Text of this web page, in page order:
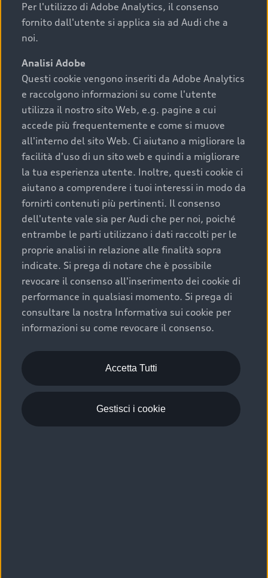
I requisiti fondamentali da considerare prima di
acquistare un’auto usata, oltre al prezzo e all'aspetto,
chilometraggio: un valore contenuto corrisponde a
uno stato migliore del veicolo e a una maggiore
durata nel tempo;
cronologia dei tagliandi: una documentazione
completa della vettura certifica una manutenzione
costante e accurata;
condizioni della carrozzeria e degli interni: una
buona conservazione evidenzia cura e attenzione del
precedente proprietario;
efficienza meccanica: motore, trasmissione e
componenti principali in ottimo stato garantiscono
prestazioni affidabili e sicure.
Acquistare un’auto usata in una Concessionaria ufficiale
Audi che offre l’usato garantito tramite Audi Prima
Scelta :plus, significa affidarsi ad un prodotto che viene
sottoposto a 110 controlli approfonditi e coperto da
garanzia fino a 4 anni per una maggiore tutela del tuo
acquisto.
Per l'utilizzo di Adobe Analytics, il consenso
fornito dall'utente si applica sia ad Audi che a
noi.
Analisi Adobe
Questi cookie vengono inseriti da Adobe Analytics
e raccolgono informazioni su come l'utente
utilizza il nostro sito Web, e.g. pagine a cui
accede più frequentemente e come si muove
all'interno del sito Web. Ci aiutano a migliorare la
facilità d'uso di un sito web e quindi a migliorare
la tua esperienza utente. Inoltre, questi cookie ci
aiutano a comprendere i tuoi interessi in modo da
fornirti contenuti più pertinenti. Il consenso
dell'utente vale sia per Audi che per noi, poiché
entrambe le parti utilizzano i dati raccolti per le
proprie analisi in relazione alle finalità sopra
indicate. Si prega di notare che è possibile
revocare il consenso all'inserimento dei cookie di
performance in qualsiasi momento. Si prega di
consultare la nostra Informativa sui cookie per
informazioni su come revocare il consenso.
Accetta Tutti
Gestisci i cookie